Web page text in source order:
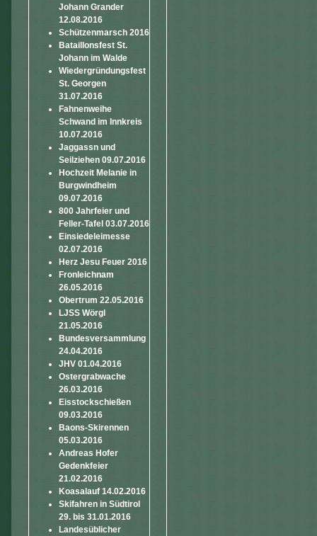
Johann Grander
12.08.2016
Schützenmarsch 2016
Bataillonsfest St.
Johann im Walde
Wiedergründungsfest
St. Georgen
31.07.2016
Fahnenweihe
Schwand im Innkreis
10.07.2016
Jaggassn und
Seilziehen 09.07.2016
Hochzeit Melanie in
Burgwindheim
09.07.2016
800 Jahrfeier und
Feller-Tafel 03.07.2016
Einsiedeleimesse
02.07.2016
Herz Jesu Feuer 2016
Fronleichnam
26.05.2016
Obertrum 22.05.2016
LJSS Wörgl
21.05.2016
Bundesversammlung
24.04.2016
JHV 01.04.2016
Ostergrabwache
26.03.2016
Eisstockschießen
09.03.2016
Baons-Skirennen
05.03.2016
Andreas Hofer
Gedenkfeier
21.02.2016
Koasalauf 14.02.2016
Skifahren in Südtirol
29. bis 31.01.2016
Landesüblicher